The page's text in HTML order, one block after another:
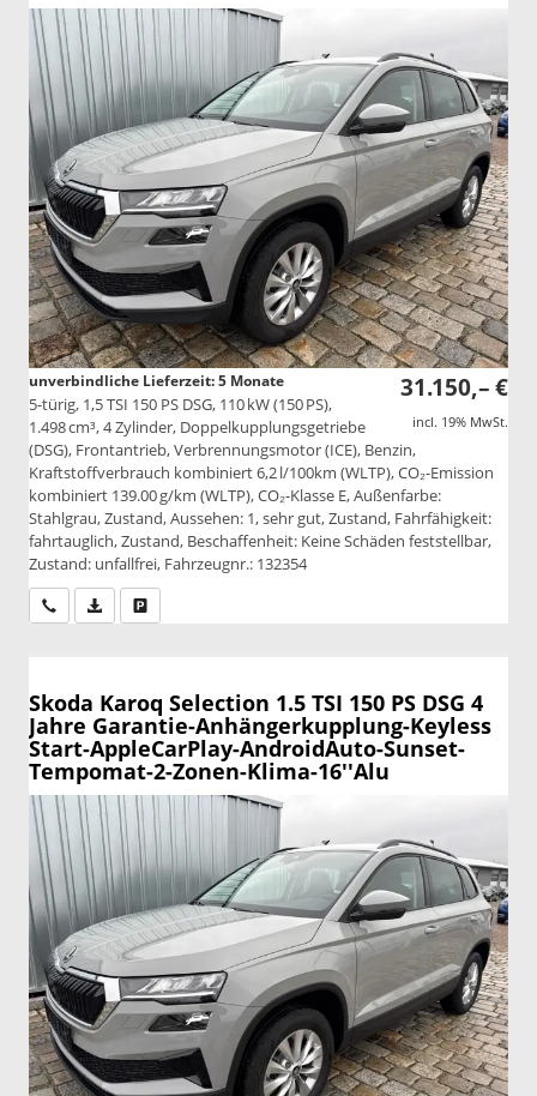
31.150,– €
incl. 19% MwSt.
unverbindliche Lieferzeit:5 Monate
5-türig, 1,5 TSI 150 PS DSG, 110 kW (150 PS),
1.498 cm³, 4 Zylinder, Doppelkupplungsgetriebe
(DSG), Frontantrieb, Verbrennungsmotor (ICE), Benzin,
Kraftstoffverbrauch kombiniert 6,2 l/100km (WLTP), CO₂-Emission
kombiniert 139.00 g/km (WLTP), CO₂-Klasse E, Außenfarbe:
Stahlgrau, Zustand, Aussehen: 1, sehr gut, Zustand, Fahrfähigkeit:
fahrtauglich, Zustand, Beschaffenheit: Keine Schäden feststellbar,
Zustand: unfallfrei, Fahrzeugnr.: 132354
Wir rufen Sie anPDF-Datei, Fahrzeugexposé drucken
Skoda Karoq Selection 1.5 TSI 150 PS DSG 4
Jahre Garantie-Anhängerkupplung-Keyless
Start-AppleCarPlay-AndroidAuto-Sunset-
Tempomat-2-Zonen-Klima-16''Alu